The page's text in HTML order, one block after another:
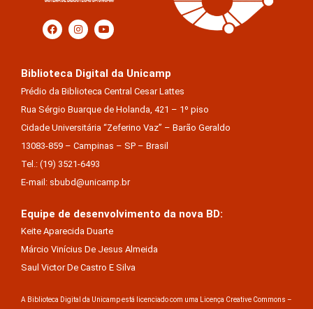
Biblioteca Digital da Unicamp
Prédio da Biblioteca Central Cesar Lattes
Rua Sérgio Buarque de Holanda, 421 – 1º piso
Cidade Universitária “Zeferino Vaz” – Barão Geraldo
13083-859 – Campinas – SP – Brasil
Tel.: (19) 3521-6493
E-mail: sbubd@unicamp.br
Equipe de desenvolvimento da nova BD:
Keite Aparecida Duarte
Márcio Vinícius De Jesus Almeida
Saul Victor De Castro E Silva
A Biblioteca Digital da Unicamp está licenciado com uma Licença Creative Commons –